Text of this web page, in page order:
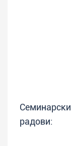
Семинарски
радови: